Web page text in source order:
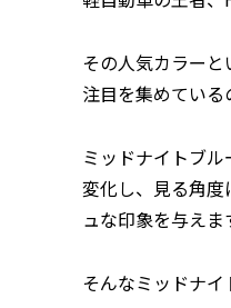
その人気カラー
注目を集めている
ミッドナイトブ
変化し、見る角
ュな印象を与えま
そんなミッドナイ